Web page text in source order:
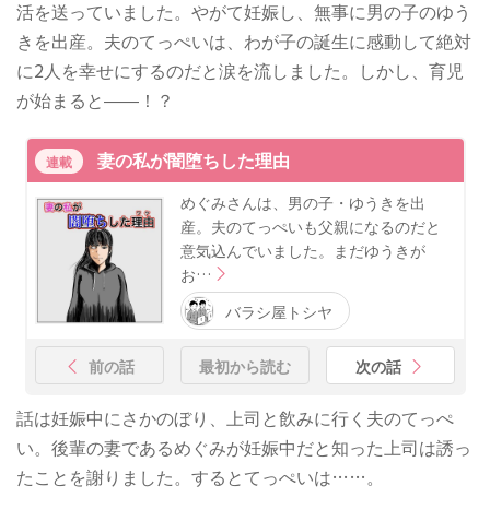
活を送っていました。やがて妊娠し、無事に男の子のゆう
きを出産。夫のてっぺいは、わが子の誕生に感動して絶対
に2人を幸せにするのだと涙を流しました。しかし、育児
が始まると――！？
連載 妻の私が闇堕ちした理由
めぐみさんは、男の子・ゆうきを出
産。夫のてっぺいも父親になるのだと
意気込んでいました。まだゆうきが
お…
バラシ屋トシヤ
前の話 最初から読む 次の話
話は妊娠中にさかのぼり、上司と飲みに行く夫のてっぺ
い。後輩の妻であるめぐみが妊娠中だと知った上司は誘っ
たことを謝りました。するとてっぺいは……。